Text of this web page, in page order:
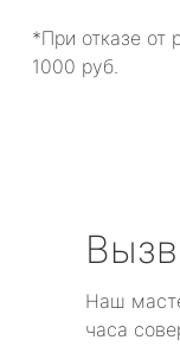
*При отказе от
1000 руб.
Наш
часа